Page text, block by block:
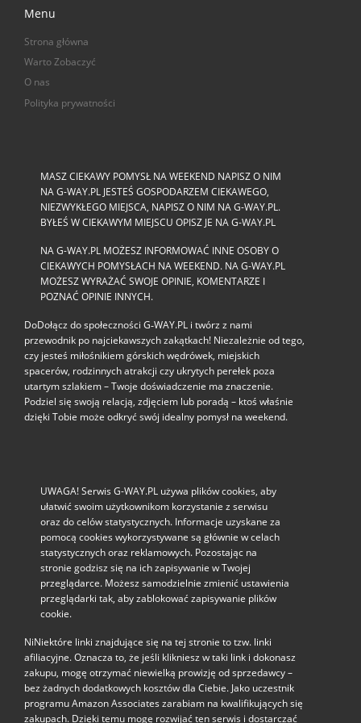
Menu
Strona główna
Warto Zobaczyć
O nas
Polityka prywatności
MASZ CIEKAWY POMYSŁ NA WEEKEND NAPISZ O NIM
NA G-WAY.PL JESTEŚ GOSPODARZEM CIEKAWEGO,
NIEZWYKŁEGO MIEJSCA, NAPISZ O NIM NA G-WAY.PL.
BYŁEŚ W CIEKAWYM MIEJSCU OPISZ JE NA G-WAY.PL
NA G-WAY.PL MOŻESZ INFORMOWAĆ INNE OSOBY O
CIEKAWYCH POMYSŁACH NA WEEKEND. NA G-WAY.PL
MOŻESZ WYRAŻAĆ SWOJE OPINIE, KOMENTARZE I
POZNAĆ OPINIE INNYCH.
DoDołącz do społeczności G‑WAY.PL i twórz z nami
przewodnik po najciekawszych zakątkach! Niezależnie od tego,
czy jesteś miłośnikiem górskich wędrówek, miejskich
spacerów, rodzinnych atrakcji czy ukrytych perełek poza
utartym szlakiem – Twoje doświadczenie ma znaczenie.
Podziel się swoją relacją, zdjęciem lub poradą – ktoś właśnie
dzięki Tobie może odkryć swój idealny pomysł na weekend.
UWAGA! Serwis G-WAY.PL używa plików cookies, aby
ułatwić swoim użytkownikom korzystanie z serwisu
oraz do celów statystycznych. Informacje uzyskane za
pomocą cookies wykorzystywane są głównie w celach
statystycznych oraz reklamowych. Pozostając na
stronie godzisz się na ich zapisywanie w Twojej
przeglądarce. Możesz samodzielnie zmienić ustawienia
przeglądarki tak, aby zablokować zapisywanie plików
cookie.
NiNiektóre linki znajdujące się na tej stronie to tzw. linki
afiliacyjne. Oznacza to, że jeśli klikniesz w taki link i dokonasz
zakupu, mogę otrzymać niewielką prowizję od sprzedawcy –
bez żadnych dodatkowych kosztów dla Ciebie. Jako uczestnik
programu Amazon Associates zarabiam na kwalifikujących się
zakupach. Dzięki temu mogę rozwijać ten serwis i dostarczać